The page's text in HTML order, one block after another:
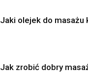
Jaki olejek do masażu
Jak zrobić dobry